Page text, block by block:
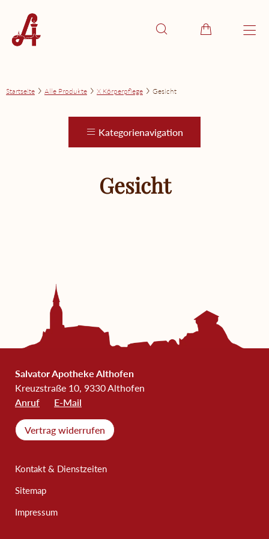
Startseite Alle Produkte X Körperpflege Gesicht
Kategorienavigation
Gesicht
Salvator Apotheke Althofen
Kreuzstraße 10, 9330 Althofen
Anruf
E-Mail
Vertrag widerrufen
Kontakt & Dienstzeiten
Sitemap
Impressum